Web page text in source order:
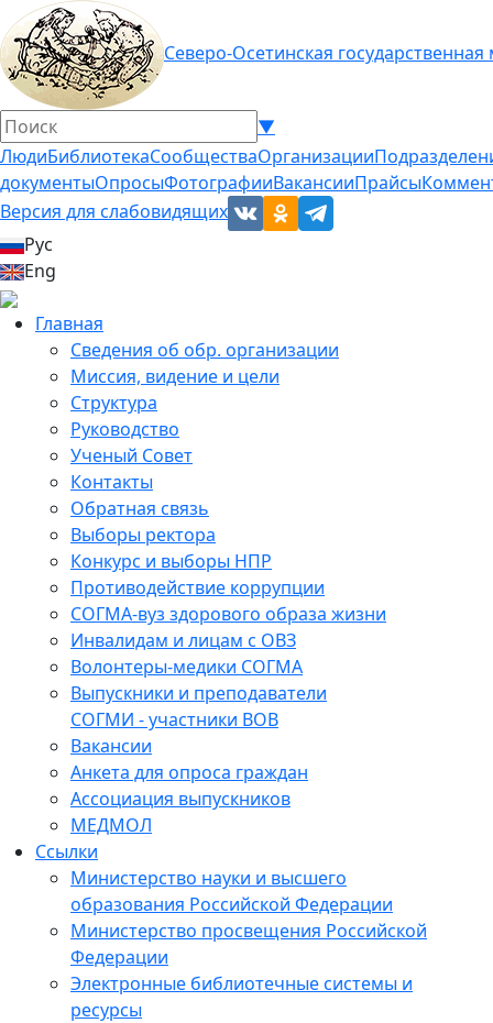
Северо-Осетинская
▼
ЛюдиБиблиотекаСообществаОрганизации
документыОпросыФотографииВакансииПрайсы
Версия для слабовидящих
Рус
Eng
Главная
Сведения об обр. организации
Миссия, видение и цели
Структура
Руководство
Ученый Совет
Контакты
Обратная связь
Выборы ректора
Конкурс и выборы НПР
Противодействие коррупции
СОГМА-вуз здорового образа жизни
Инвалидам и лицам с ОВЗ
Волонтеры-медики СОГМА
Выпускники и преподаватели
СОГМИ - участники ВОВ
Вакансии
Анкета для опроса граждан
Ассоциация выпускников
МЕДМОЛ
Ссылки
Министерство науки и высшего
образования Российской Федерации
Министерство просвещения Российской
Федерации
Электронные библиотечные системы и
ресурсы